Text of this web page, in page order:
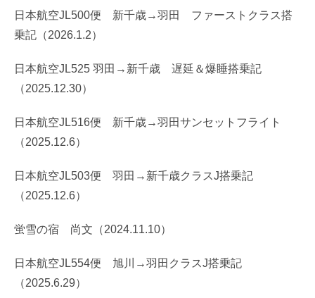
日本航空JL500便 新千歳→羽田 ファーストクラス搭
乗記（2026.1.2）
日本航空JL525 羽田→新千歳 遅延＆爆睡搭乗記
（2025.12.30）
日本航空JL516便 新千歳→羽田サンセットフライト
（2025.12.6）
日本航空JL503便 羽田→新千歳クラスJ搭乗記
（2025.12.6）
蛍雪の宿 尚文（2024.11.10）
日本航空JL554便 旭川→羽田クラスJ搭乗記
（2025.6.29）